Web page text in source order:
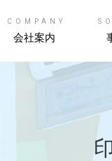
COMPANY
会社案内